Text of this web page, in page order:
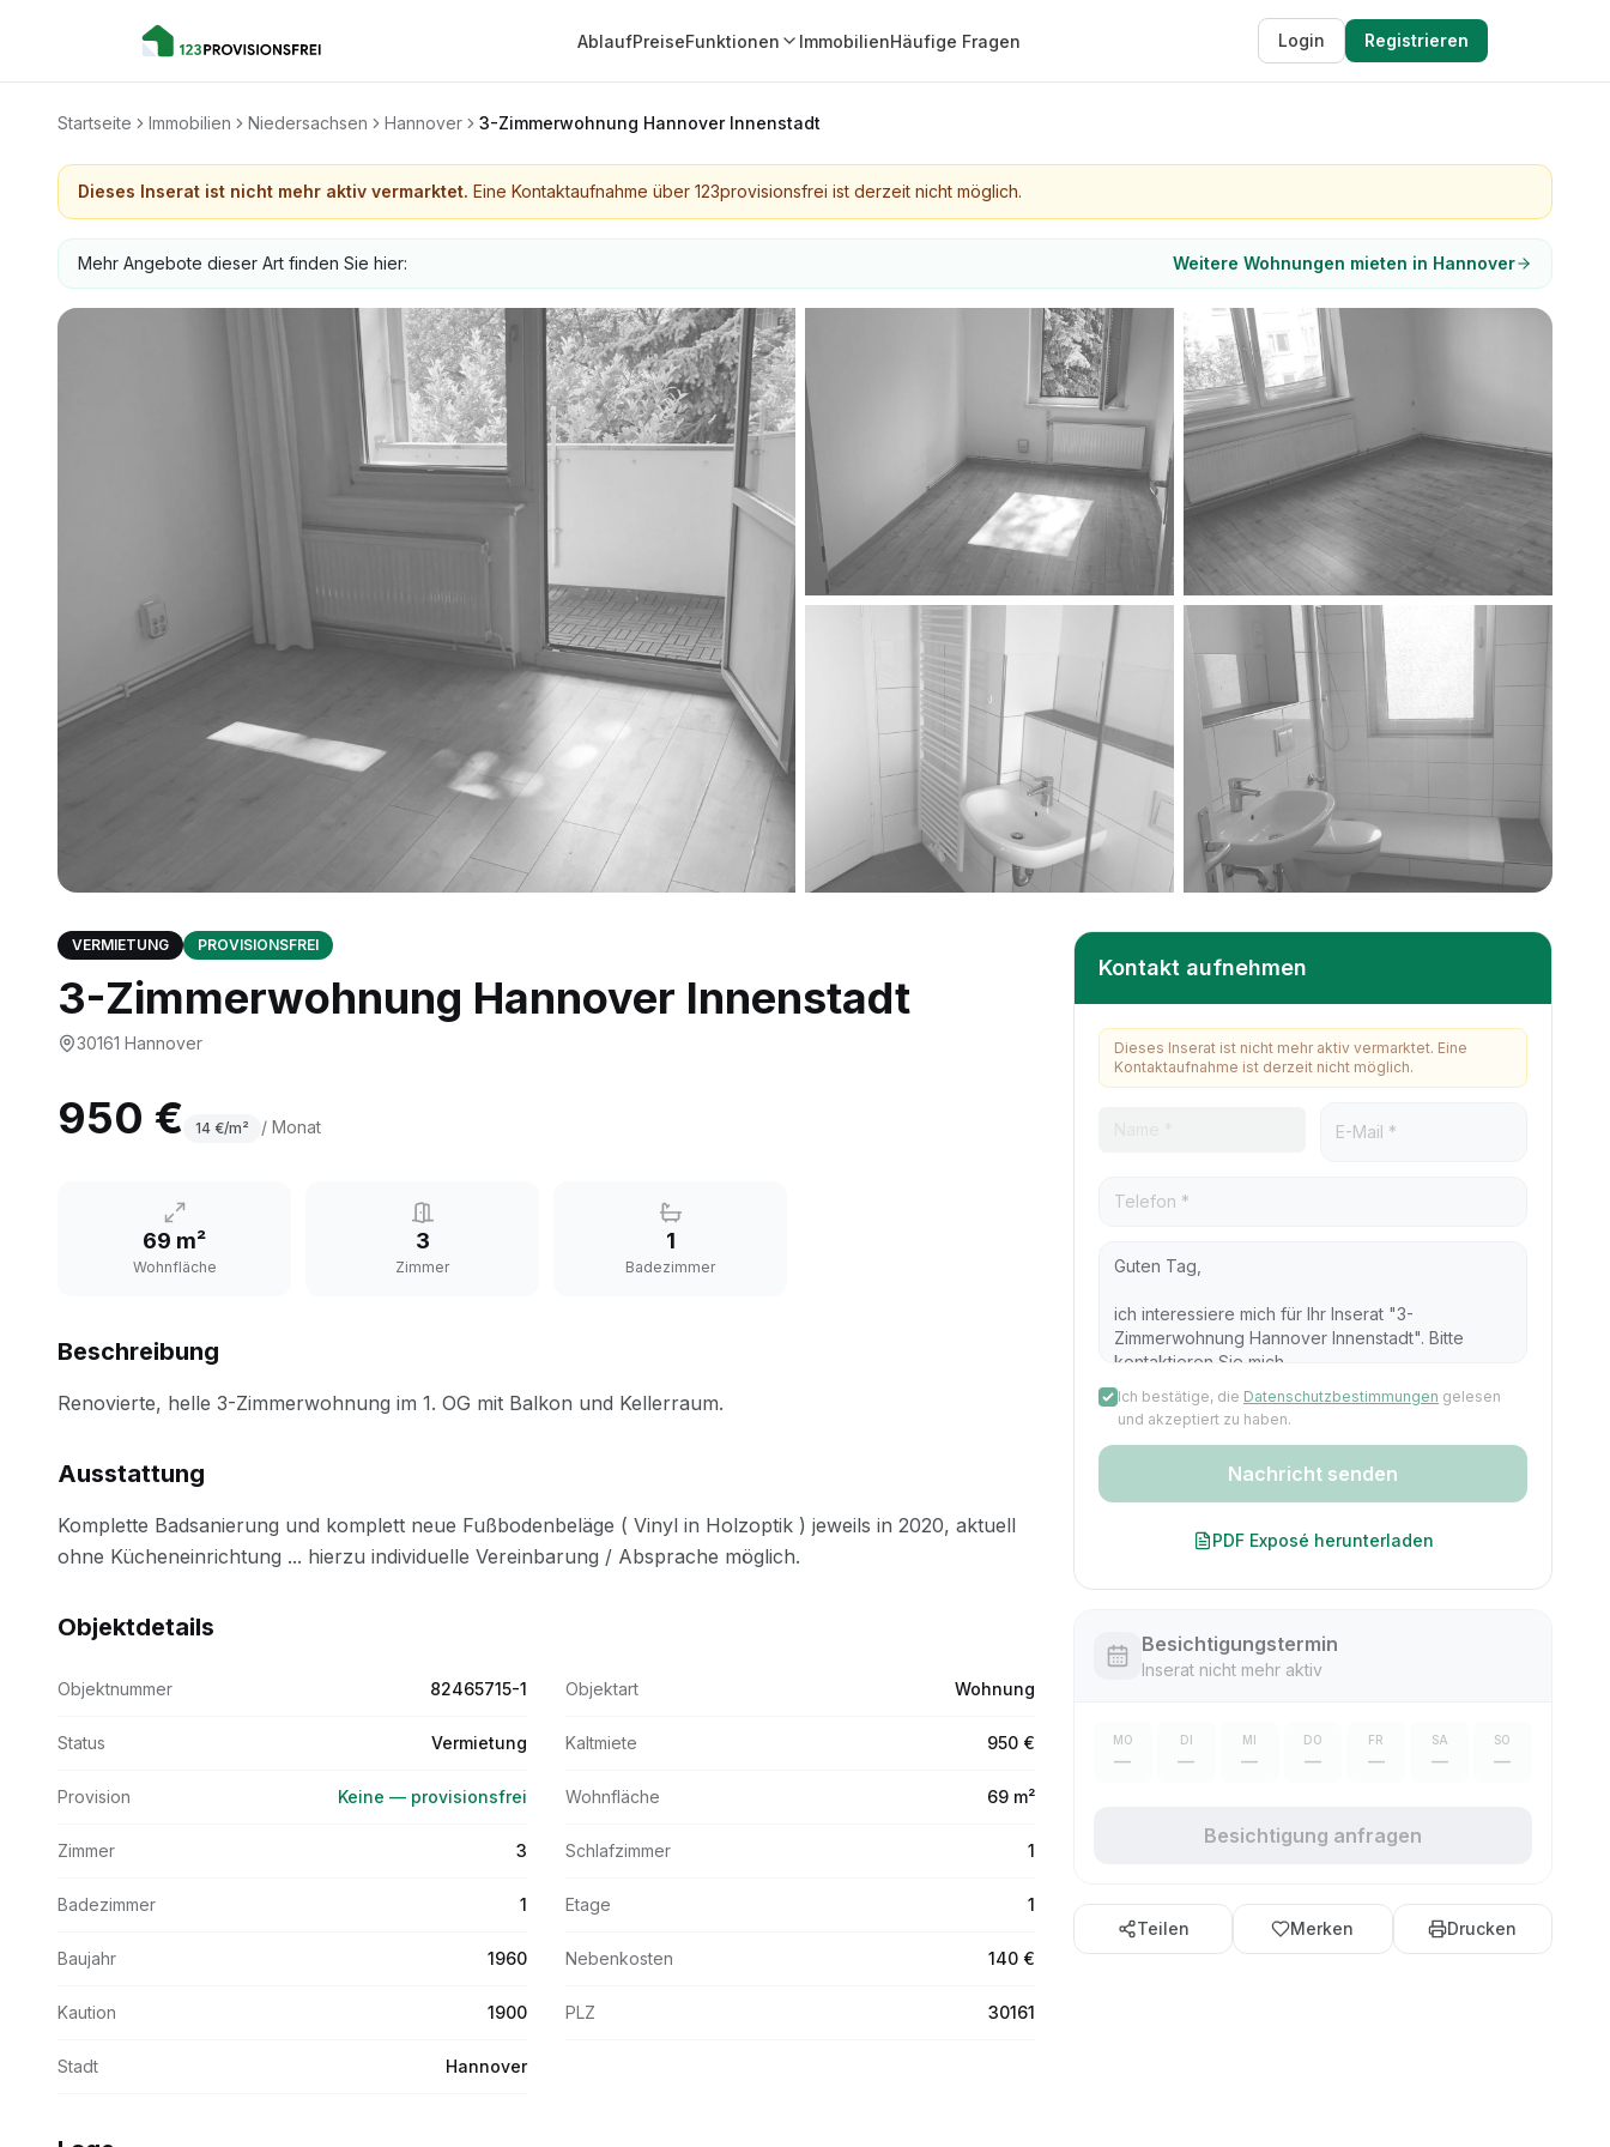
AblaufPreiseFunktionen ImmobilienHäufige Fragen Login Registrieren
Startseite Immobilien Niedersachsen Hannover 3-Zimmerwohnung Hannover Innenstadt
Dieses Inserat ist nicht mehr aktiv vermarktet. Eine Kontaktaufnahme über 123provisionsfrei ist derzeit nicht möglich.
Mehr Angebote dieser Art finden Sie hier: Weitere Wohnungen mieten in Hannover
VERMIETUNG PROVISIONSFREI
3-Zimmerwohnung Hannover Innenstadt
30161 Hannover
950 € 14 €/m² / Monat
69 m²
Wohnfläche
3
Zimmer
1
Badezimmer
Beschreibung
Ausstattung
Objektdetails
Objektnummer 82465715-1 Objektart Wohnung
Status Vermietung Kaltmiete 950 €
Provision Keine — provisionsfrei Wohnfläche 69 m²
Zimmer 3 Schlafzimmer 1
Badezimmer 1 Etage 1
Baujahr 1960 Nebenkosten 140 €
Kaution 1900 PLZ 30161
Stadt Hannover
Kontakt aufnehmen
Dieses Inserat ist nicht mehr aktiv vermarktet. Eine
Kontaktaufnahme ist derzeit nicht möglich.
Ich bestätige, die Datenschutzbestimmungen gelesen
und akzeptiert zu haben.
Nachricht senden
PDF Exposé herunterladen
Besichtigungstermin
Inserat nicht mehr aktiv
MO
—
DI
—
MI
—
DO
—
FR
—
SA
—
SO
—
Besichtigung anfragen
Teilen Merken Drucken